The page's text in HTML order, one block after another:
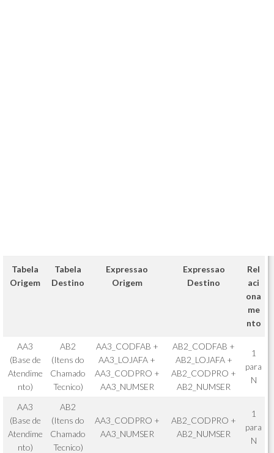
Tabela
Origem
Tabela
Destino
Expressao
Origem
Expressao
Destino
Rel
aci
ona
me
nto
AA3
(Base de
Atendime
nto)
AB2
(Itens do
Chamado
Tecnico)
AA3_CODFAB +
AA3_LOJAFA +
AA3_CODPRO +
AA3_NUMSER
AB2_CODFAB +
AB2_LOJAFA +
AB2_CODPRO +
AB2_NUMSER
1
para
N
AA3
(Base de
Atendime
nto)
AB2
(Itens do
Chamado
Tecnico)
AA3_CODPRO +
AA3_NUMSER
AB2_CODPRO +
AB2_NUMSER
1
para
N